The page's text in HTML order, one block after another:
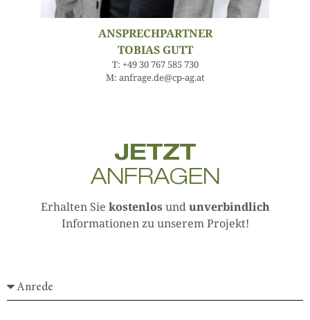
ANSPRECHPARTNER
TOBIAS GUTT
T: +49 30 767 585 730
M: anfrage.de@cp-ag.at
JETZT
ANFRAGEN
Erhalten Sie kostenlos undunverbindlich
Informationen zu unserem Projekt!